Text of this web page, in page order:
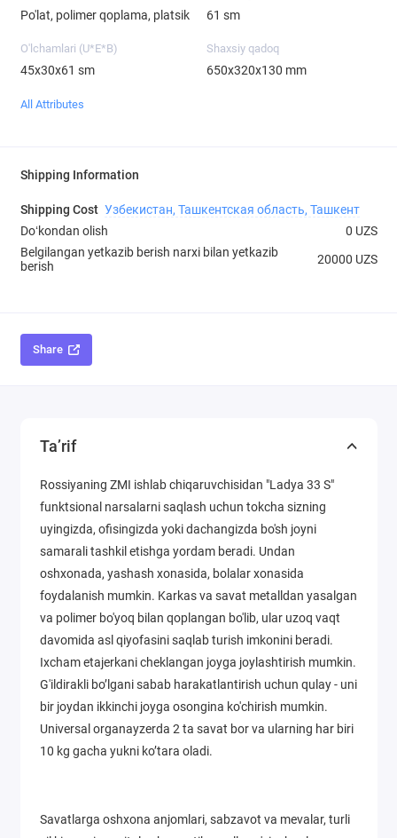
Po'lat, polimer qoplama, platsik 61 sm
O'lchamlari (U*E*B)
45х30х61 sm
Shaxsiy qadoq
650х320х130 mm
All Attributes
Shipping Information
Shipping Cost Узбекистан, Ташкентская область, Ташкент
Doʻkondan olish
0 UZS
Belgilangan yetkazib berish narxi bilan yetkazib
berish
20000 UZS
Share
Ta’rif
Rossiyaning ZMI ishlab chiqaruvchisidan "Ladya 33 S"
funktsional narsalarni saqlash uchun tokcha sizning
uyingizda, ofisingizda yoki dachangizda bo'sh joyni
samarali tashkil etishga yordam beradi. Undan
oshxonada, yashash xonasida, bolalar xonasida
foydalanish mumkin. Karkas va savat metalldan yasalgan
va polimer bo'yoq bilan qoplangan bo'lib, ular uzoq vaqt
davomida asl qiyofasini saqlab turish imkonini beradi.
Ixcham etajerkani cheklangan joyga joylashtirish mumkin.
G'ildirakli bo’lgani sabab harakatlantirish uchun qulay - uni
bir joydan ikkinchi joyga osongina ko'chirish mumkin.
Universal organayzerda 2 ta savat bor va ularning har biri
10 kg gacha yukni ko’tara oladi.
Savatlarga oshxona anjomlari, sabzavot va mevalar, turli